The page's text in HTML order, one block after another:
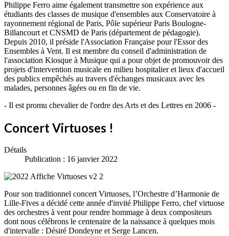
Philippe Ferro aime également transmettre son expérience aux
étudiants des classes de musique d'ensembles aux Conservatoire à
rayonnement régional de Paris, Pôle supérieur Paris Boulogne-
Billancourt et CNSMD de Paris (département de pédagogie).
Depuis 2010, il préside l'Association Française pour l'Essor des
Ensembles à Vent. Il est membre du conseil d'administration de
l'association Kiosque à Musique qui a pour objet de promouvoir des
projets d'intervention musicale en milieu hospitalier et lieux d'accueil
des publics empêchés au travers d'échanges musicaux avec les
malades, personnes âgées ou en fin de vie.
- Il est promu chevalier de l'ordre des Arts et des Lettres en 2006 -
Concert Virtuoses !
Détails
Publication : 16 janvier 2022
Pour son traditionnel concert Virtuoses, l’Orchestre d’Harmonie de
Lille-Fives a décidé cette année d'invité Philippe Ferro, chef virtuose
des orchestres à vent pour rendre hommage à deux compositeurs
dont nous célébrons le centenaire de la naissance à quelques mois
d'intervalle : Désiré Dondeyne et Serge Lancen.